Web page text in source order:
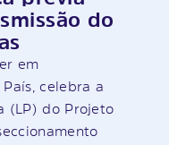
do
em
celebra a
(LP) do Projeto